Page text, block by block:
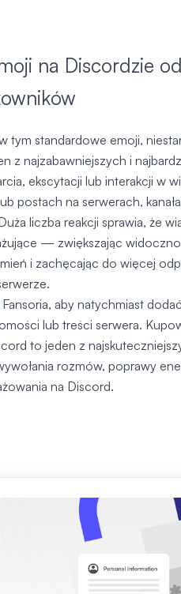
na Discordzie od
tym standardowe emoji,
z najzabawniejszych i
ekscytacji lub interakcji w
postach na serwerach,
liczba reakcji sprawia, że
— zwiększając
i zachęcając do więcej
aby natychmiast
lub treści serwera.
to jeden z
rozmów, poprawy
na Discord.